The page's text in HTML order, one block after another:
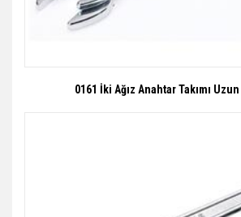
0161 İki Ağız Anahtar Takımı